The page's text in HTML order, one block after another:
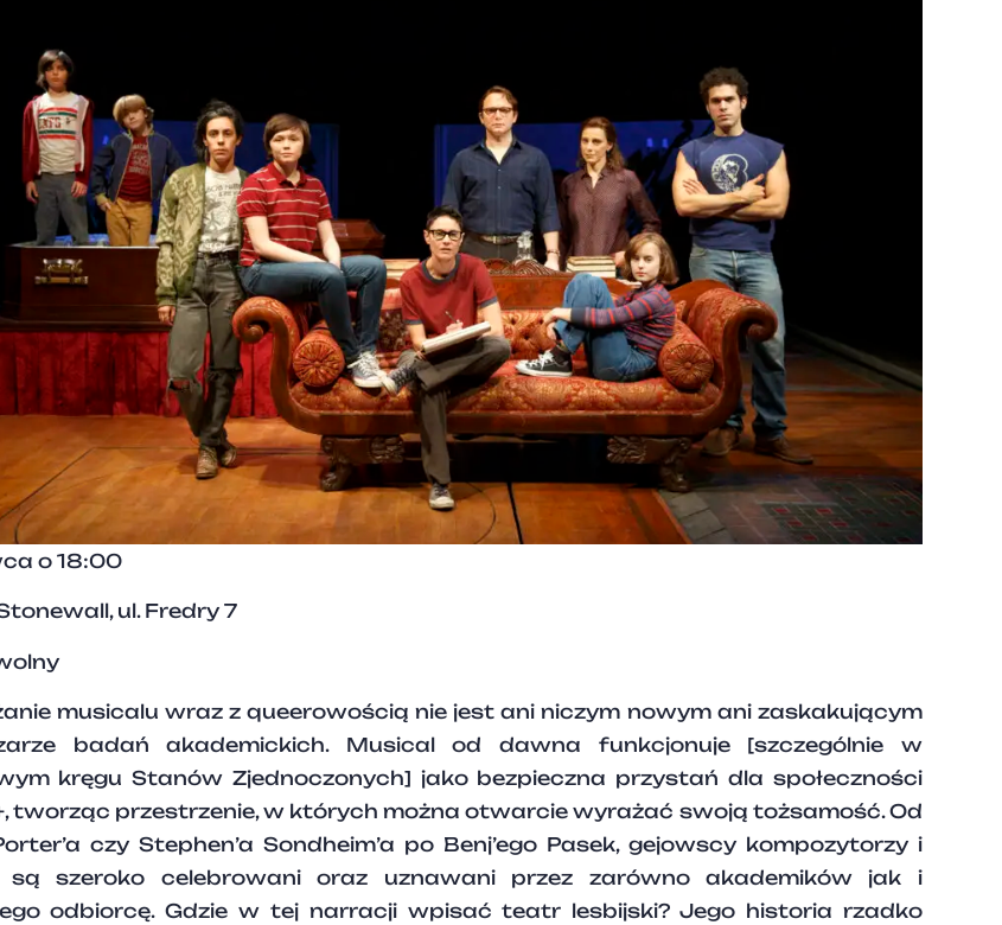
o 18:00
ul. Fredry 7
musicalu wraz z queerowością nie jest ani niczym nowym ani zaskakującym
badań akademickich. Musical od dawna funkcjonuje [szczególnie w
kręgu Stanów Zjednoczonych] jako bezpieczna przystań dla społeczności
tworząc przestrzenie, w których można otwarcie wyrażać swoją tożsamość. Od
czy Stephen’a Sondheim’a po Benj’ego Pasek, gejowscy kompozytorzy i
są szeroko celebrowani oraz uznawani przez zarówno akademików jak i
odbiorcę. Gdzie w tej narracji wpisać teatr lesbijski? Jego historia rzadko